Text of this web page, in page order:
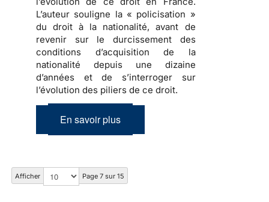
L’auteur souligne la « policisation »
du droit à la nationalité, avant de
revenir sur le durcissement des
conditions d’acquisition de la
nationalité depuis une dizaine
d’années et de s’interroger sur
l’évolution des piliers de ce droit.
En savoir plus
Afficher Page 7 sur 15